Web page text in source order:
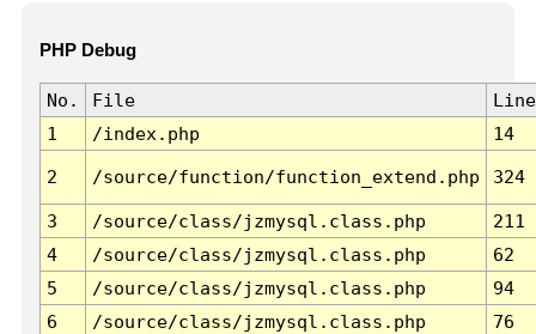
PHP Debug
No. File
Line
1
/index.php 14
2 /source/function/function_extend.php 324
3 /source/class/jzmysql.class.php
211
4
/source/class/jzmysql.class.php
62
5
/source/class/jzmysql.class.php
94
6
/source/class/jzmysql.class.php 76